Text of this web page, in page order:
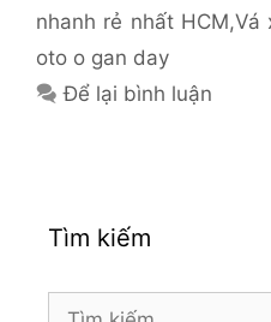
nhanh rẻ nhất HCM,Vá
oto o gan day
Để lại bình luận
Tìm kiếm
Tìm